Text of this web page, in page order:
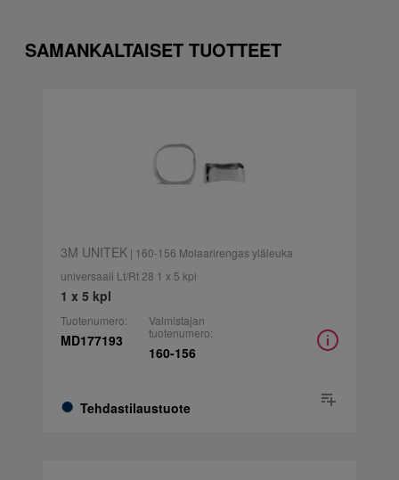
SAMANKALTAISET TUOTTEET
3M UNITEK| 160-156 Molaarirengas yläleuka
universaali Lt/Rt 28 1 x 5 kpl
1 x 5 kpl
Tuotenumero:
MD177193
Tehdastilaustuote
Valmistajan
tuotenumero:
160-156